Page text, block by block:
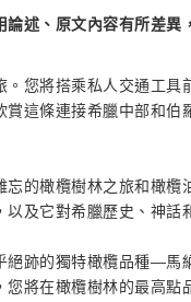
述、原文內容有所差異
您將搭乘私人交通工具
這條連接希臘中部和
的橄欖樹林之旅和橄
及它對希臘歷史、神話
跡的獨特橄欖品種—馬
將在橄欖樹林的最高點